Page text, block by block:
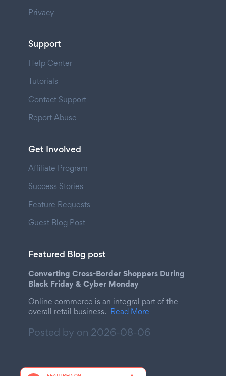
Privacy
Support
Help Center
Tutorials
Contact Support
Report Abuse
Get Involved
Affiliate Program
Success Stories
Feature Requests
Guest Blog Post
Featured Blog post
Converting Cross-Border Shoppers During
Black Friday & Cyber Monday
Online commerce is an integral part of the
overall retail business. Read More
Posted by on 2026-08-06